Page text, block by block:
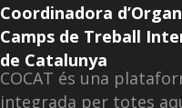
Coordinadora
Camps de Treball
de Catalunya
COCAT és una
integrada per totes